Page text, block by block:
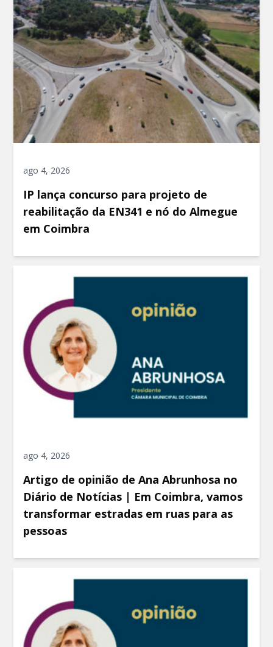
ago 4, 2026
IP lança concurso para projeto de
reabilitação da EN341 e nó do Almegue
em Coimbra
ago 4, 2026
Artigo de opinião de Ana Abrunhosa no
Diário de Notícias | Em Coimbra, vamos
transformar estradas em ruas para as
pessoas